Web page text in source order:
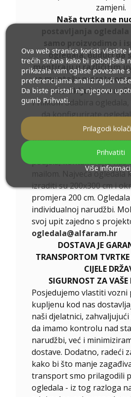
zamjeni.
Naša tvrtka ne
ogledala. Budući da
montiraju u različitim
za montažu morate
nisu uključeni u
Prilikom odabira ogledala,
da konfigurirate
dodatnu
Ukoliko niste pronašli
ogledala ili Vam je
podjela, kontaktirajte nas
mailom. Najveća ogledala
izraditi su 200x300 cm i
promjera 200 cm.
individualnoj narudžbi.
svoj upit zajedno s
ogledala@alfaram.hr
DOSTAVA JE
TRANSPORTOM
CIJELE
SIGURNOST ZA VAŠE
Posjedujemo vlastiti vozni
kupljenu kod nas
naši djelatnici,
da imamo kontrolu nad
narudžbi, već i
dostave. Dodatno, radeći
kako bi što manje
transport smo prilagodili
ogledala - iz tog razloga
Ova web stranica koristi vlastite
trećih strana kako bi poboljšala
prikazala vam oglase povezane
preferencijama analizirajući
Da biste pristali na njegovu
gumb Prihvati.
Više
Prilagodi
Prihvatiti